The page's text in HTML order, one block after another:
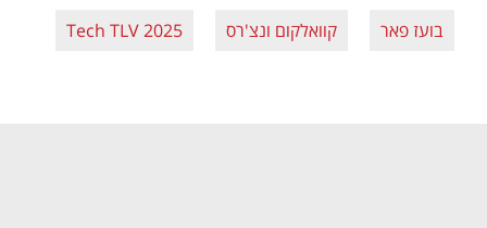
בועז פאר קוואלקום ונצ'רס Tech TLV 2025